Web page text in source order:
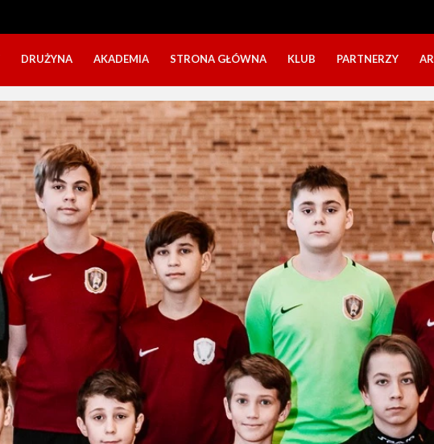
DRUŻYNA
DOŁĄCZ DO GRY
AKADEMIA
NABÓR DZIECI
SZTAB TRENERSKI
OPINIE RODZICÓW O OBOZACH
STRONA GŁÓWNA KLUB
NASZE DZIEŁA
PARTNERZY